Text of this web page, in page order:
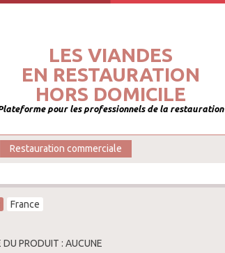
LES VIANDES
EN RESTAURATION
HORS DOMICILE
pour les professionnels de la restauration
Restauration commerciale
France
DU PRODUIT : AUCUNE